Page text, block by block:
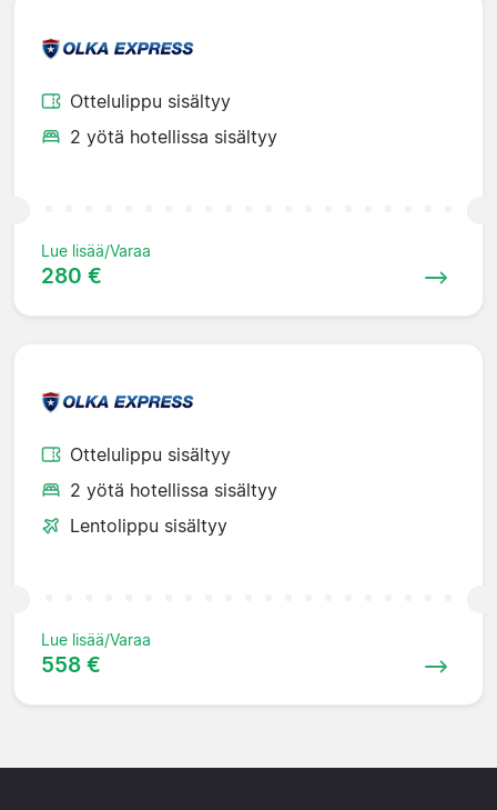
Ottelulippu sisältyy
2 yötä hotellissa sisältyy
Lue lisää/Varaa
280 €
Ottelulippu sisältyy
2 yötä hotellissa sisältyy
Lentolippu sisältyy
Lue lisää/Varaa
558 €